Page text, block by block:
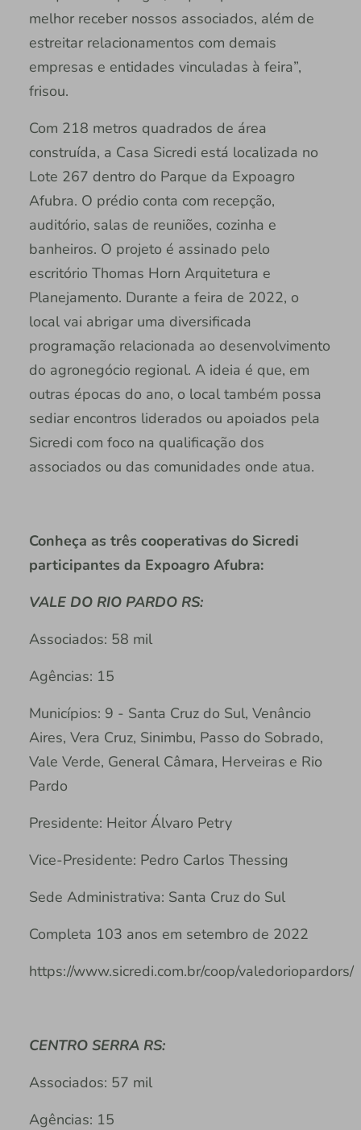
melhor receber nossos associados, além de
estreitar relacionamentos com demais
empresas e entidades vinculadas à feira”,
frisou.
Com 218 metros quadrados de área
construída, a Casa Sicredi está localizada no
Lote 267 dentro do Parque da Expoagro
Afubra. O prédio conta com recepção,
auditório, salas de reuniões, cozinha e
banheiros. O projeto é assinado pelo
escritório Thomas Horn Arquitetura e
Planejamento. Durante a feira de 2022, o
local vai abrigar uma diversificada
programação relacionada ao desenvolvimento
do agronegócio regional. A ideia é que, em
outras épocas do ano, o local também possa
sediar encontros liderados ou apoiados pela
Sicredi com foco na qualificação dos
associados ou das comunidades onde atua.
Conheça as três cooperativas do Sicredi
participantes da Expoagro Afubra:
VALE DO RIO PARDO RS:
Associados: 58 mil
Agências: 15
Municípios: 9 - Santa Cruz do Sul, Venâncio
Aires, Vera Cruz, Sinimbu, Passo do Sobrado,
Vale Verde, General Câmara, Herveiras e Rio
Pardo
Presidente: Heitor Álvaro Petry
Vice-Presidente: Pedro Carlos Thessing
Sede Administrativa: Santa Cruz do Sul
Completa 103 anos em setembro de 2022
https://www.sicredi.com.br/coop/valedoriopardors/
CENTRO SERRA RS:
Associados: 57 mil
Agências: 15